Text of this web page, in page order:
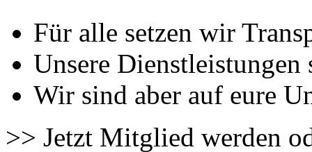
Für alle setzen wir
Unsere Dienstleistungen
Wir sind aber auf eure
>> Jetzt Mitglied werden